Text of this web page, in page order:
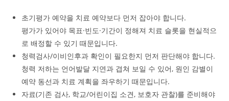
초기평가 예약을 치료 예약보다 먼저 잡아야 합니다.
평가가 있어야 목표·빈도·기간이 정해져 치료 슬롯을 현실적으
로 배정할 수 있기 때문입니다.
청력검사/이비인후과 확인이 필요한지 먼저 판단해야 합니다.
청력 저하는 언어발달 지연과 겹쳐 보일 수 있어, 원인 감별이
예약 동선과 치료 계획을 좌우하기 때문입니다.
자료(기존 검사, 학교/어린이집 소견, 보호자 관찰)를 준비해야